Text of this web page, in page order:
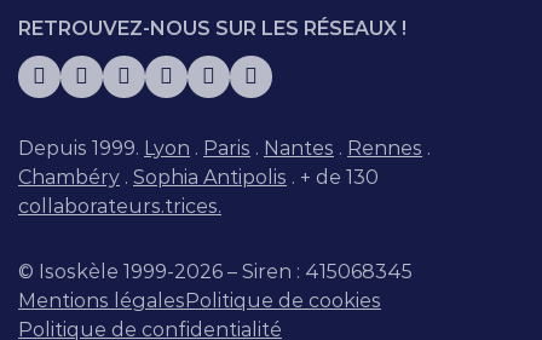
RETROUVEZ-NOUS SUR LES RÉSEAUX !
Depuis 1999. Lyon . Paris . Nantes . Rennes .
Chambéry . Sophia Antipolis . + de 130
collaborateurs.trices.
© Isoskèle 1999-2026 – Siren : 415068345
Mentions légales Politique de cookies
Politique de confidentialité